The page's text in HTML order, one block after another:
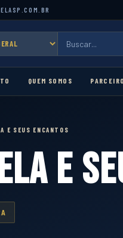
QUEM SOMOS
E SEUS ENCANTOS
E